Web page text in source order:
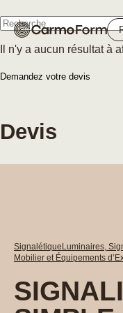
Il n'y a aucun résultat à
Demandez votre devis
Fermer
Devis
Signalétique Luminaires,
Mobilier et Équipements